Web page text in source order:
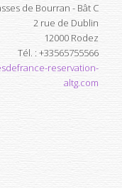
de Bourran - Bât C
2 rue de Dublin
12000 Rodez
Tél. : +33565755566
reservation-
altg.com